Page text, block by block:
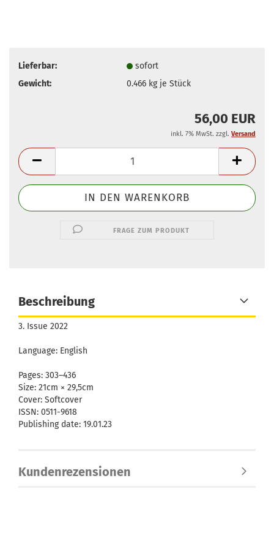
Lieferbar:
sofort
Gewicht:
0.466kg je Stück
56,00 EUR
inkl. 7% MwSt. zzgl. Versand
FRAGE ZUM PRODUKT
Beschreibung
3. Issue 2022
Language: English
Pages: 303–436
Size: 21cm × 29,5cm
Cover: Softcover
ISSN: 0511-9618
Publishing date: 19.01.23
Kundenrezensionen